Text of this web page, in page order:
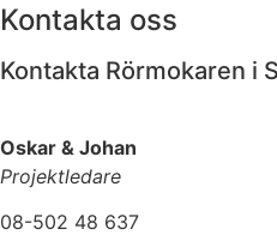
Kontakta oss
Kontakta Rörmokaren i
Oskar & Johan
Projektledare
08-502 48 637